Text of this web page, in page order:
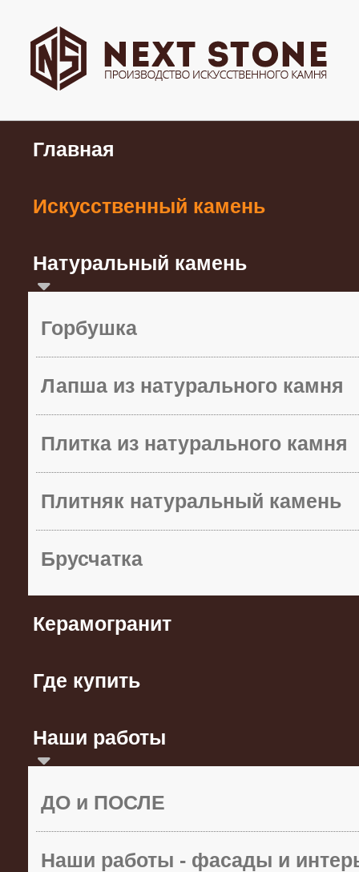
Главная
Искусственный камень
Натуральный камень
Горбушка
Лапша из натурального камня
Плитка из натурального камня
Плитняк натуральный камень
Брусчатка
Керамогранит
Где купить
Наши работы
ДО и ПОСЛЕ
Наши работы - фасады и